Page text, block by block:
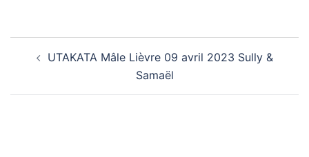
d’articleUTAKATA Mâle Lièvre 09 avril 2023 Sully &
Samaël